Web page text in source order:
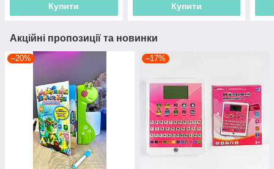
Купити Купити
Акційні пропозиції та новинки
–20% –17%